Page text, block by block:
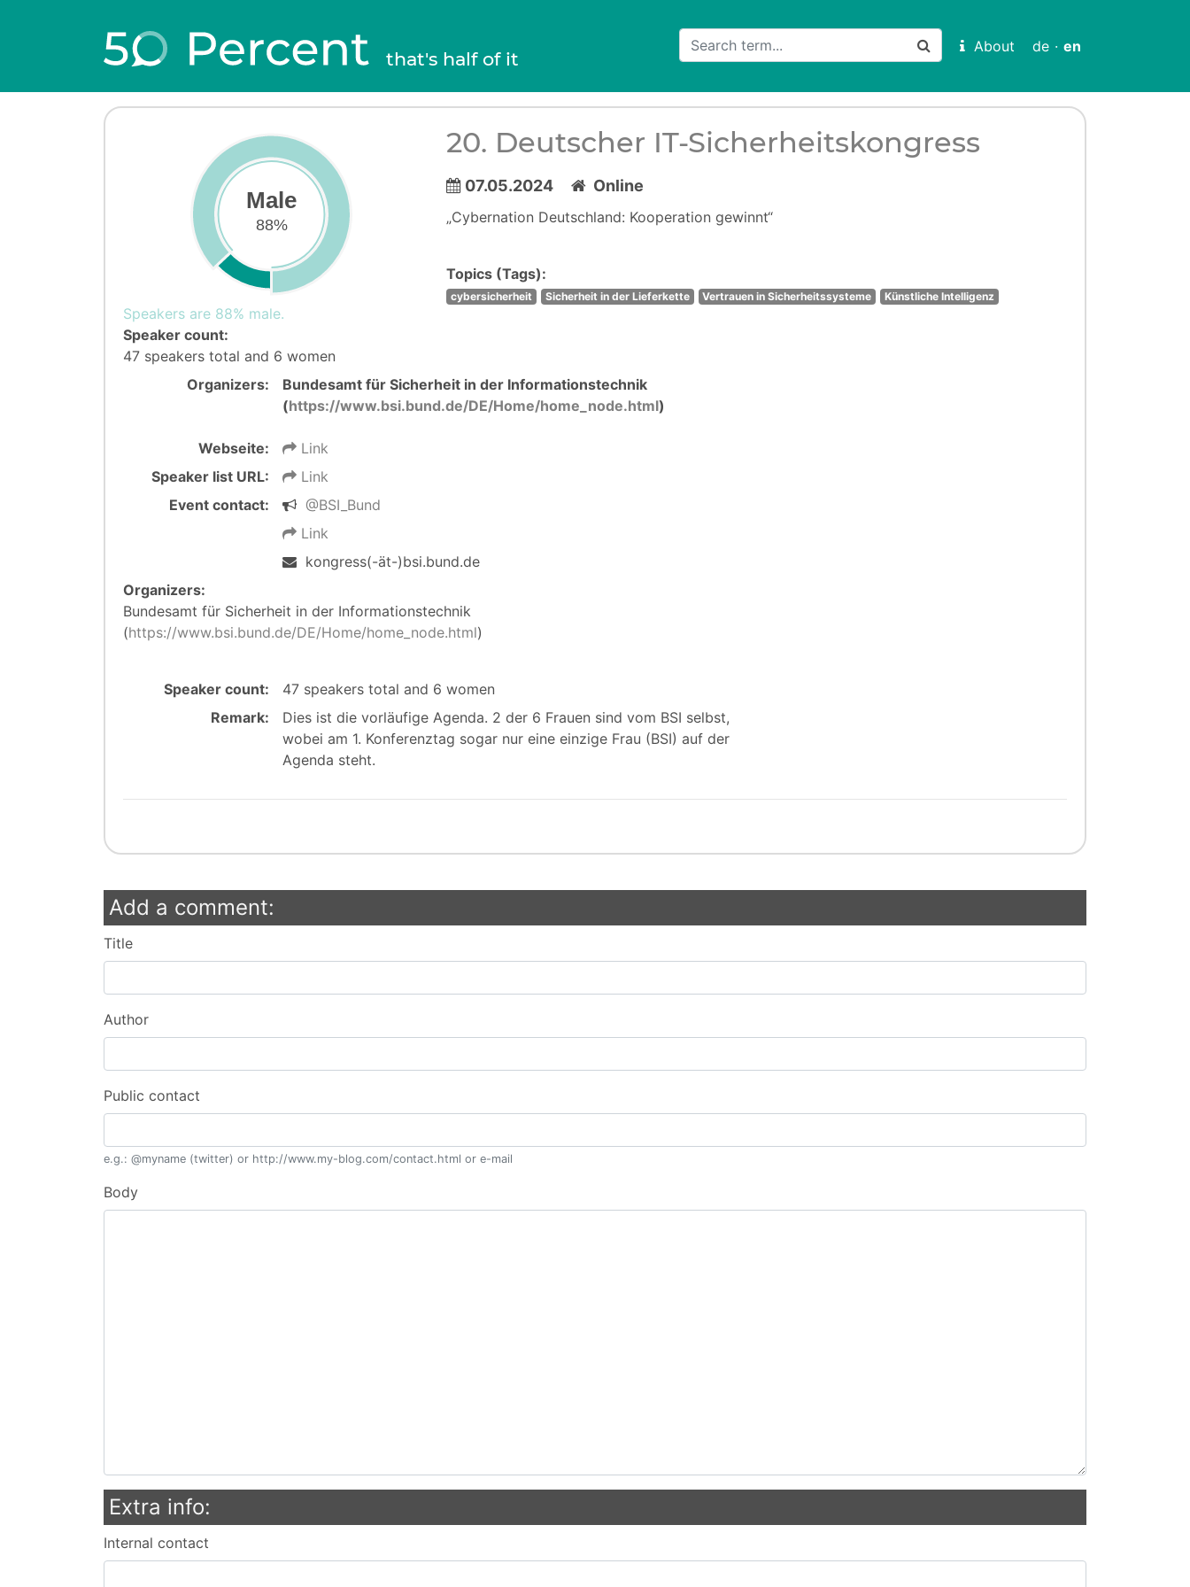
that's half of it
About de · en
Male
88%
Speakers are 88% male.
Speaker count:
47 speakers total and 6 women
20. Deutscher IT-Sicherheitskongress
07.05.2024 Online
„Cybernation Deutschland: Kooperation gewinnt“
Topics (Tags):
cybersicherheit Sicherheit in der Lieferkette Vertrauen in Sicherheitssysteme Künstliche Intelligenz
Organizers:
Bundesamt für Sicherheit in der Informationstechnik
(https://www.bsi.bund.de/DE/Home/home_node.html)
Webseite:
Link
Speaker list URL:
Link
Event contact:
@BSI_Bund
Link
kongress(-ät-)bsi.bund.de
Organizers:
Bundesamt für Sicherheit in der Informationstechnik
(https://www.bsi.bund.de/DE/Home/home_node.html)
Speaker count:
47 speakers total and 6 women
Remark:
Dies ist die vorläufige Agenda. 2 der 6 Frauen sind vom BSI selbst,
wobei am 1. Konferenztag sogar nur eine einzige Frau (BSI) auf der
Agenda steht.
Add a comment:
Title
Author
Public contact
e.g.: @myname (twitter) or http://www.my-blog.com/contact.html or e-mail
Body
Extra info:
Internal contact